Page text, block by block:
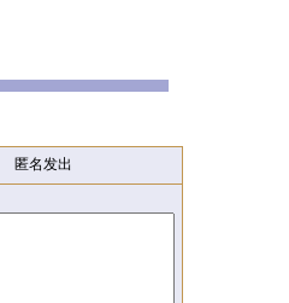
匿名发出